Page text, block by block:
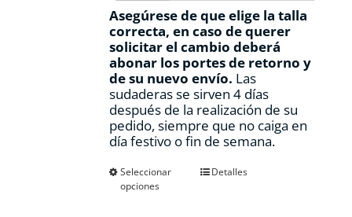
Asegúrese de que elige la talla
correcta, en caso de querer
solicitar el cambio deberá
abonar los portes de retorno y
de su nuevo envío. Las
sudaderas se sirven 4 días
después de la realización de su
pedido, siempre que no caiga en
día festivo o fin de semana.
Seleccionar
opciones
EsteDetalles